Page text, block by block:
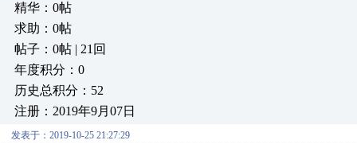
精华：0帖
求助：0帖
帖子：0帖 | 21回
年度积分：0
历史总积分：52
注册：2019年9月07日
发表于：2019-10-25 21:27:29